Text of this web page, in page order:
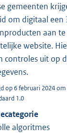
gemeenten
om digitaal een
aan te
website.
controles uit op
op 6 februari 2024 om
1.0
algoritmes